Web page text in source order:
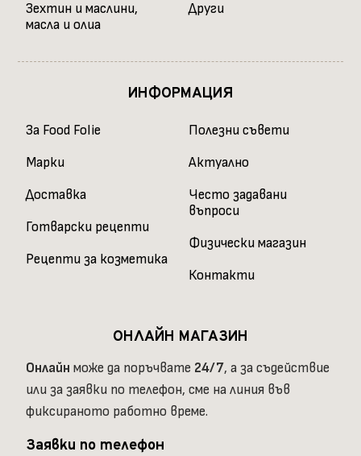
Зехтин и маслини,
масла и олиа
Други
ИНФОРМАЦИЯ
За Food Folie
Марки
Доставка
Готварски рецепти
Рецепти за козметика
Полезни съвети
Актуално
Често задавани
въпроси
Физически магазин
Контакти
ОНЛАЙН МАГАЗИН
Онлайн може да поръчвате 24/7, а за съдействие
или за заявки по телефон, сме на линия във
фиксираното работно време.
Заявки по телефон